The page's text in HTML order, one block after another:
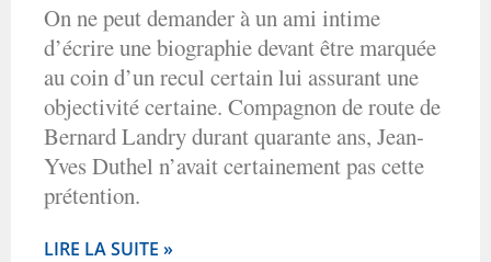
On ne peut demander à un ami intime
d’écrire une biographie devant être marquée
au coin d’un recul certain lui assurant une
objectivité certaine. Compagnon de route de
Bernard Landry durant quarante ans, Jean-
Yves Duthel n’avait certainement pas cette
prétention.
LIRE LA SUITE »